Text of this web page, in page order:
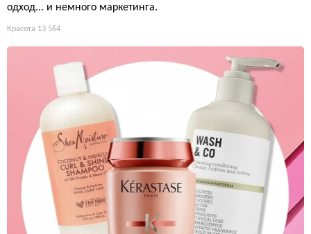
одход... и немного маркетинга.
Красота 13 564